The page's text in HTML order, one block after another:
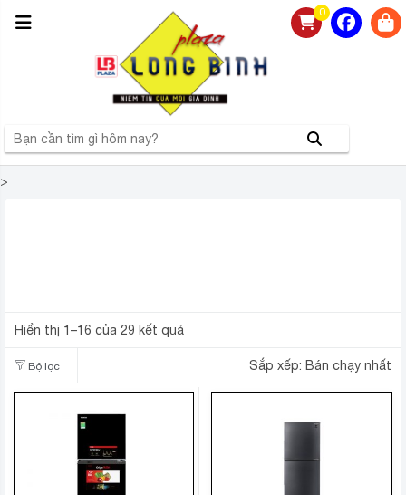
0
>
Hiển thị 1–16 của 29 kết quả
Bộ lọc Sắp xếp: Bán chạy nhất